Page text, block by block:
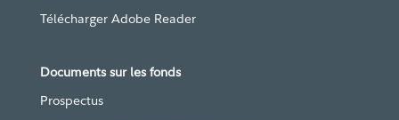
Télécharger Adobe Reader
Documents sur les fonds
Prospectus